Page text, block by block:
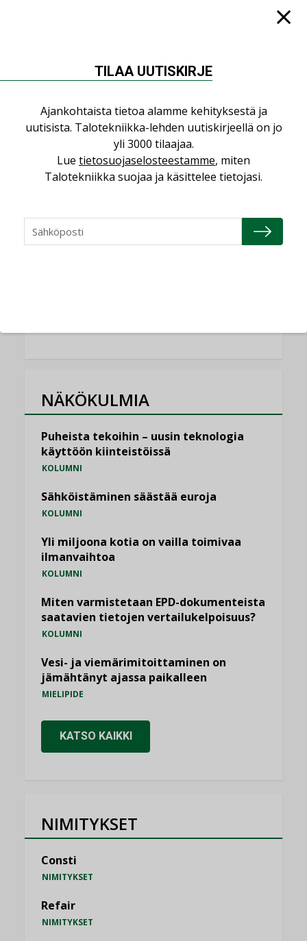
saman katon alle”
Sähköistyminen kasvaa voimakkaasti:
”Tulevat kilpailuedut syntyvät, kun
erilliset teknologiat tuodaan yhteen”
AJANKOHTAISTA,TILAAJILLE
Kaivamattomat menetelmät
NÄKÖKULMIA
Puheista tekoihin – uusin teknologia
käyttöön kiinteistöissä
KOLUMNI
Sähköistäminen säästää euroja
KOLUMNI
Yli miljoona kotia on vailla toimivaa
ilmanvaihtoa
KOLUMNI
Miten varmistetaan EPD-dokumenteista
saatavien tietojen vertailukelpoisuus?
KOLUMNI
Vesi- ja viemärimitoittaminen on
jämähtänyt ajassa paikalleen
MIELIPIDE
KATSO KAIKKI
NIMITYKSET
Consti
NIMITYKSET
Refair
NIMITYKSET
TILAA UUTISKIRJE
Ajankohtaista tietoa alamme kehityksestä ja
uutisista. Talotekniikka-lehden uutiskirjeellä on jo
yli 3000 tilaajaa.
Lue tietosuojaselosteestamme, miten
Talotekniikka suojaa ja käsittelee tietojasi.